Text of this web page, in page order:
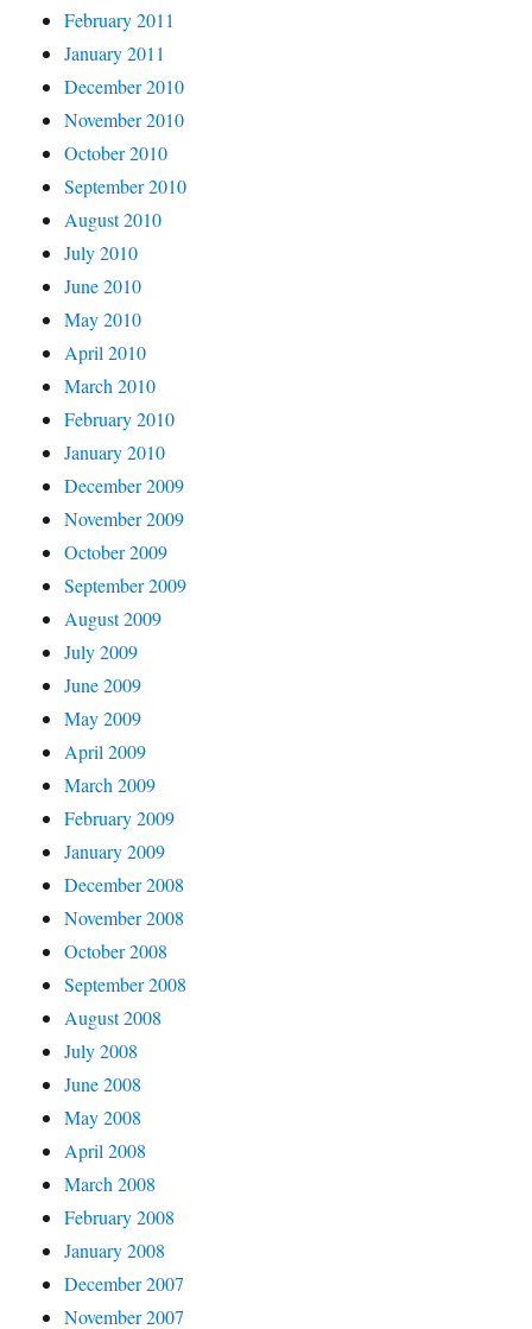
February 2011
January 2011
December 2010
November 2010
October 2010
September 2010
August 2010
July 2010
June 2010
May 2010
April 2010
March 2010
February 2010
January 2010
December 2009
November 2009
October 2009
September 2009
August 2009
July 2009
June 2009
May 2009
April 2009
March 2009
February 2009
January 2009
December 2008
November 2008
October 2008
September 2008
August 2008
July 2008
June 2008
May 2008
April 2008
March 2008
February 2008
January 2008
December 2007
November 2007